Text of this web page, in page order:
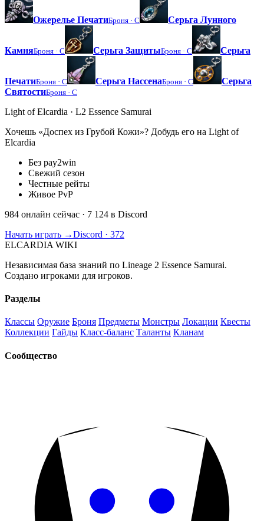
Ожерелье ПечатиБроня · C Серьга Лунного
КамняБроня · C Серьга ЗащитыБроня · C Серьга
ПечатиБроня · C Серьга НассенаБроня · C
Серьга
СвятостиБроня · C
Light of Elcardia · L2 Essence Samurai
Хочешь «Доспех из Грубой Кожи»? Добудь его на Light of
Elcardia
Без pay2win
Свежий сезон
Честные рейты
Живое PvP
984 онлайн сейчас · 7 124 в Discord
Начать играть →Discord · 372
ELCARDIA WIKI
Независимая база знаний по Lineage 2 Essence Samurai.
Создано игроками для игроков.
Разделы
Классы Оружие Броня Предметы Монстры Локации Квесты
Коллекции Гайды Класс-баланс Таланты Кланам
Сообщество